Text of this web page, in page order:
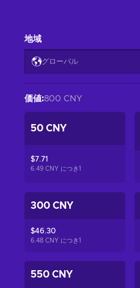
地域
グローバル
価値:800 CNY
50 CNY
$7.71
6.49 CNY につき 1
300 CNY
$46.30
6.48 CNY につき 1
550 CNY